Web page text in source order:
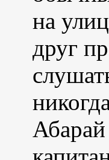
на
друг